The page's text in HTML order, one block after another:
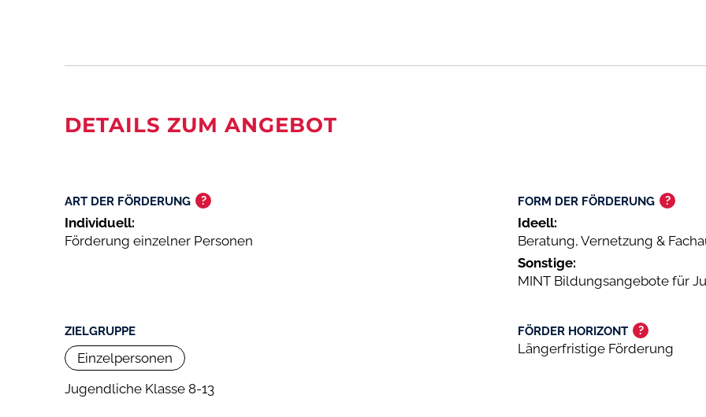
DETAILS ZUM ANGEBOT
ART DER FÖRDERUNG ?
Individuell:
Förderung einzelner Personen
FORM DER FÖRDERUNG ?
Ideell:
Beratung, Vernetzung &
Sonstige:
MINT Bildungsangebote für
ZIELGRUPPE
Einzelpersonen
Jugendliche Klasse 8-13
FÖRDER HORIZONT ?
Längerfristige Förderung